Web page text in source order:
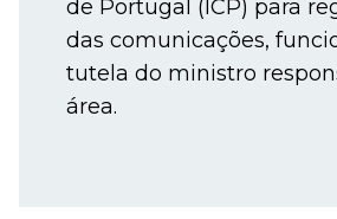
de Portugal (ICP) para
das comunicações,
tutela do ministro
área.